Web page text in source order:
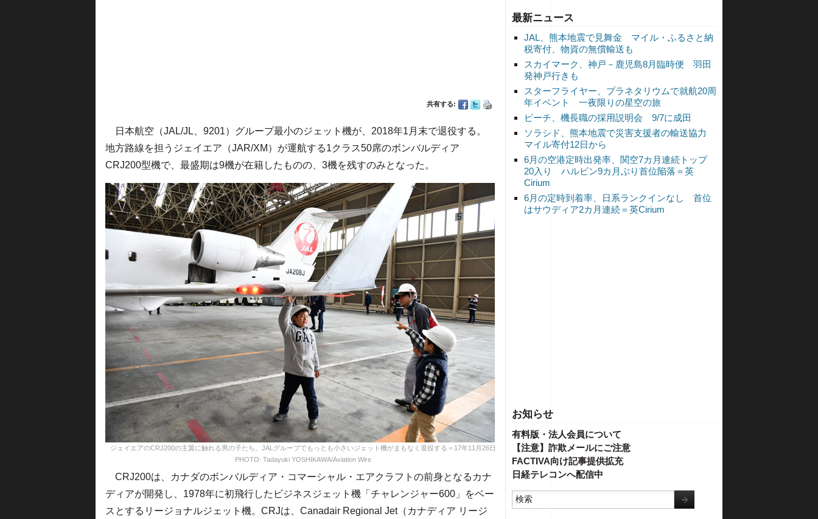
最新ニュース
JAL、熊本地震で見舞金 マイル・ふるさと納
税寄付、物資の無償輸送も
スカイマーク、神戸－鹿児島8月臨時便 羽田
発神戸行きも
スターフライヤー、プラネタリウムで就航20周
年イベント 一夜限りの星空の旅
ピーチ、機長職の採用説明会 9/7に成田
ソラシド、熊本地震で災害支援者の輸送協力
マイル寄付12日から
6月の空港定時出発率、関空7カ月連続トップ
20入り ハルビン9カ月ぶり首位陥落＝英
Cirium
6月の定時到着率、日系ランクインなし 首位
はサウディア2カ月連続＝英Cirium
お知らせ
有料版・法人会員について
【注意】詐欺メールにご注意
FACTIVA向け記事提供拡充
日経テレコンへ配信中
共有する:
日本航空（JAL/JL、9201）グループ最小のジェット機が、2018年1月末で退役する。
地方路線を担うジェイエア（JAR/XM）が運航する1クラス50席のボンバルディア
CRJ200型機で、最盛期は9機が在籍したものの、3機を残すのみとなった。
ジェイエアのCRJ200の主翼に触れる男の子たち。JALグループでもっとも小さいジェット機がまもなく退役する＝17年11月26日
PHOTO: Tadayuki YOSHIKAWA/Aviation Wire
CRJ200は、カナダのボンバルディア・コマーシャル・エアクラフトの前身となるカナ
ディアが開発し、1978年に初飛行したビジネスジェット機「チャレンジャー600」をベー
スとするリージョナルジェット機。CRJは、Canadair Regional Jet（カナディア リージ